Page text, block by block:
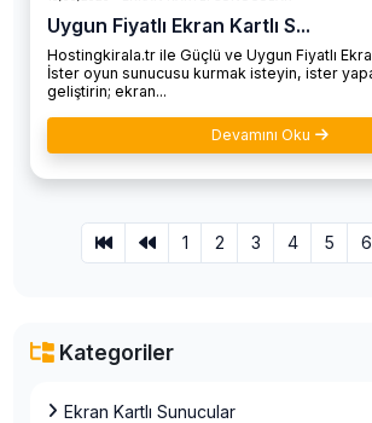
Uygun Fiyatlı Ekran Kartlı S...
Hostingkirala.tr ile Güçlü ve Uygun Fiyatlı
İster oyun sunucusu kurmak isteyin, ister
geliştirin; ekran...
Devamını Oku
1 2 3 4 5 6
Kategoriler
Ekran Kartlı Sunucular